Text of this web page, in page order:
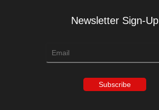
Newsletter Sign-Up